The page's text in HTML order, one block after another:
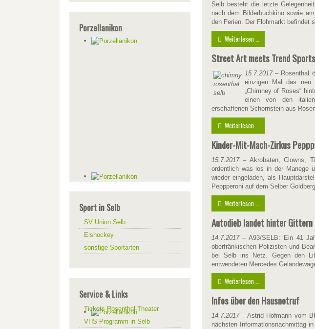
Porzellanikon
Sport in Selb
SV Union Selb
Eishockey
sonstige Sportarten
Service & Links
Tickets Rosenthal-Theater
VHS-Programm in Selb
Selb besteht die letzte
nach dem Bilderbuchkino sowie
den Ferien. Der Flohmarkt befindet
Weiterlesen ...
Street Art meets Trend
15.7.2017– Rosenthal
einzigen Mal das neu
„Chimney of Roses“
einen von den
erschaffenen Schornstein aus
Weiterlesen ...
Kinder-Mit-Mach-Zirkus
15.7.2017– Akrobaten, Clowns,
ordentlich was los in der Manege
wieder eingeladen, als
Peppperoni auf dem Selber
Weiterlesen ...
Autodieb landet hinter Gittern
14.7.2017– A93/SELB: Ein 41
oberfränkischen Polizisten und
bei Selb ins Netz. Gegen den
entwendeten Mercedes
Weiterlesen ...
Infos über den Hausnotruf
14.7.2017– Astrid Hofmann vom
nächsten Informationsnachmittag